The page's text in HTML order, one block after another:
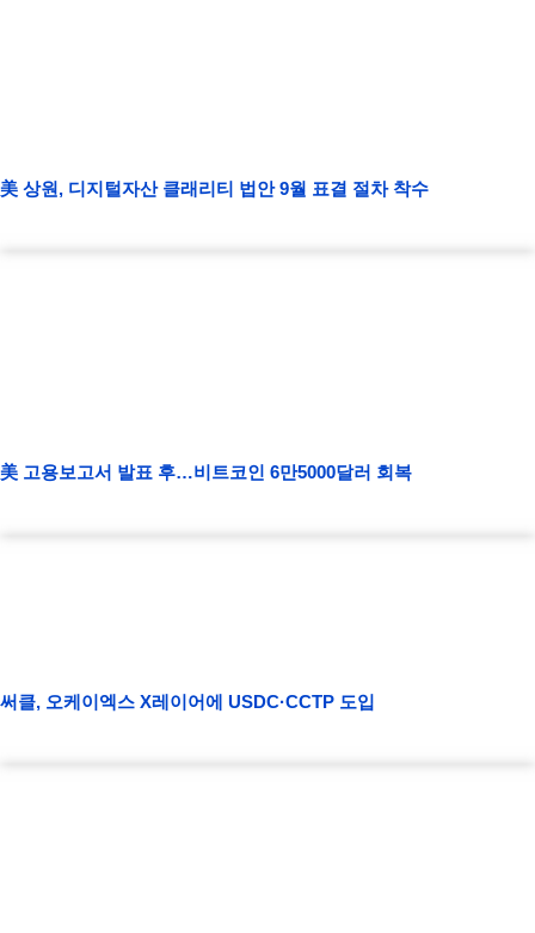
美 상원, 디지털자산 클래리티 법안 9월 표결 절차 착수
美 고용보고서 발표 후…비트코인 6만5000달러 회복
써클, 오케이엑스 X레이어에 USDC·CCTP 도입